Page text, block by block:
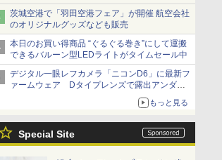
茨城空港で「羽田空港フェア」が開催 航空会社
のオリジナルグッズなども販売
本日のお買い得商品 “ぐるぐる巻き”にして運搬
できるバルーン型LEDライトがタイムセール中
デジタル一眼レフカメラ「ニコンD6」に最新フ
ァームウェア Dタイプレンズで露出アンダー
もっと見る
Special Site